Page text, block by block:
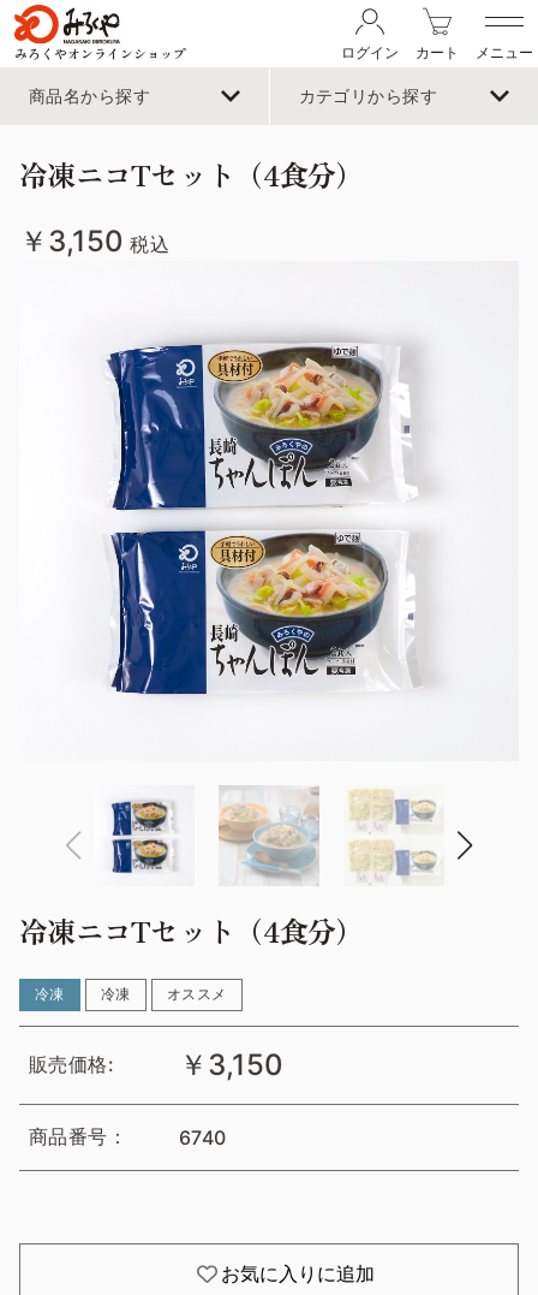
みろくやオンラインショップ ログイン カート メニュー
商品名から探す カテゴリから探す
冷凍ニコTセット（4食分）
￥3,150 税込
冷凍ニコTセット（4食分）
冷凍 冷凍 オススメ
販売価格: ￥3,150
商品番号： 6740
お気に入りに追加